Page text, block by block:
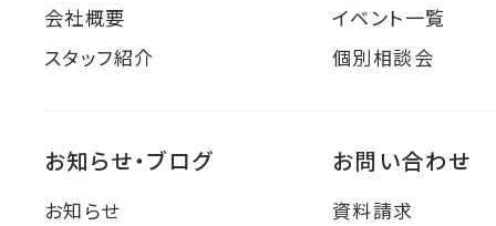
会社概要
スタッフ紹介
イベント一覧
個別相談会
お知らせ・ブログ
お知らせ
お問い合わせ
資料請求